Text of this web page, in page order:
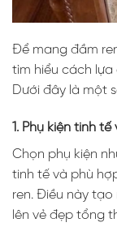
Để mang đầm
tìm hiểu cách
Dưới đây là một
1. Phụ kiện tinh
Chọn phụ kiện
tinh tế và phù
ren. Điều này
lên vẻ đẹp tổng